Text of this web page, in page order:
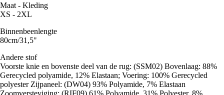
Maat - Kleding
XS - 2XL
Binnenbeenlengte
80cm/31,5"
Andere stof
Voorste knie en bovenste deel van de rug: (SSM02) Bovenlaag: 88%
Gerecycled polyamide, 12% Elastaan; Voering: 100% Gerecycled
polyester Zijpaneel: (DW04) 93% Polyamide, 7% Elastaan